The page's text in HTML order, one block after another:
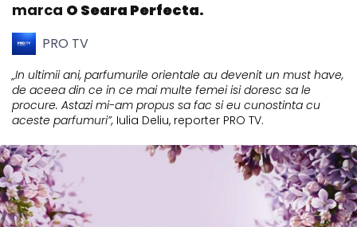
marca O Seara Perfecta.
PRO TV
„In ultimii ani, parfumurile orientale au devenit un must have,
de aceea din ce in ce mai multe femei isi doresc sa le
procure. Astazi mi-am propus sa fac si eu cunostinta cu
aceste parfumuri”, Iulia Deliu, reporter PRO TV.